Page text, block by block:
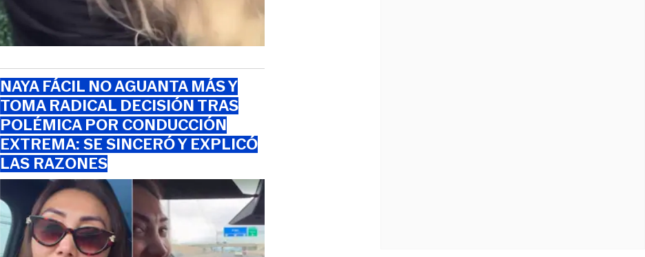
NAYA FÁCIL NO AGUANTA MÁS Y
TOMA RADICAL DECISIÓN TRAS
POLÉMICA POR CONDUCCIÓN
EXTREMA: SE SINCERÓ Y EXPLICÓ
LAS RAZONES